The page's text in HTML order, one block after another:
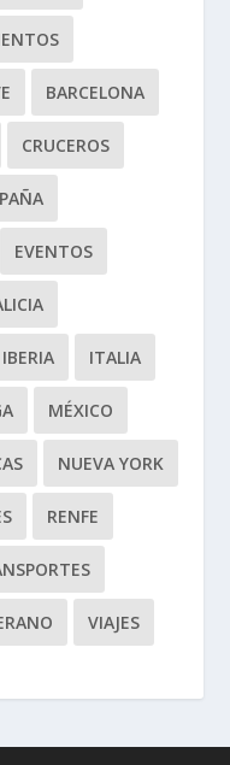
BARCELONA
CRUCEROS
EVENTOS
IBERIA ITALIA
MÉXICO
NUEVA YORK
RENFE
VIAJES